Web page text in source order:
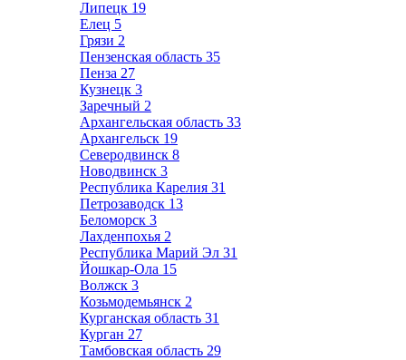
Липецк 19
Елец 5
Грязи 2
Пензенская область 35
Пенза 27
Кузнецк 3
Заречный 2
Архангельская область 33
Архангельск 19
Северодвинск 8
Новодвинск 3
Республика Карелия 31
Петрозаводск 13
Беломорск 3
Лахденпохья 2
Республика Марий Эл 31
Йошкар-Ола 15
Волжск 3
Козьмодемьянск 2
Курганская область 31
Курган 27
Тамбовская область 29